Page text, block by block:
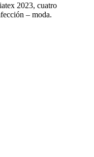
2023, cuatro
– moda.